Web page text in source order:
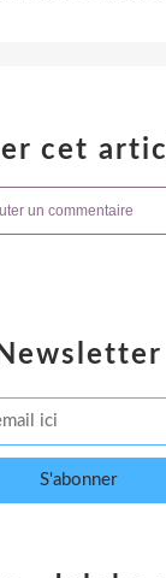
cet
un commentaire
Newsletter